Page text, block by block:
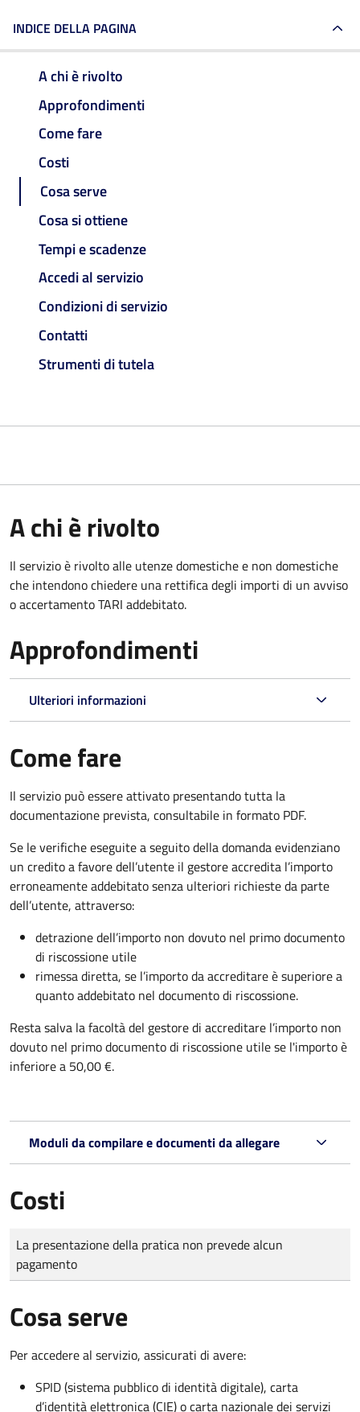
INDICE DELLA PAGINA
A chi è rivolto
Approfondimenti
Come fare
Costi
Cosa serve
Cosa si ottiene
Tempi e scadenze
Accedi al servizio
Condizioni di servizio
Contatti
Strumenti di tutela
A chi è rivolto
Il servizio è rivolto alle utenze domestiche e non domestiche
che intendono chiedere una rettifica degli importi di un avviso
o accertamento TARI addebitato.
Approfondimenti
Ulteriori informazioni
Come fare
Il servizio può essere attivato presentando tutta la
documentazione prevista, consultabile in formato PDF.
Se le verifiche eseguite a seguito della domanda evidenziano
un credito a favore dell’utente il gestore accredita l’importo
erroneamente addebitato senza ulteriori richieste da parte
dell’utente, attraverso:
detrazione dell’importo non dovuto nel primo documento
di riscossione utile
rimessa diretta, se l’importo da accreditare è superiore a
quanto addebitato nel documento di riscossione.
Resta salva la facoltà del gestore di accreditare l’importo non
dovuto nel primo documento di riscossione utile se l'importo è
inferiore a 50,00 €.
Moduli da compilare e documenti da allegare
Costi
Tipo di pagamento
Importo
La presentazione della pratica non prevede alcun
pagamento
Cosa serve
Per accedere al servizio, assicurati di avere:
SPID (sistema pubblico di identità digitale), carta
d’identità elettronica (CIE) o carta nazionale dei servizi